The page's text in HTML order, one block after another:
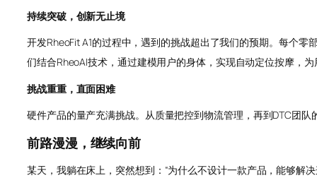
持续突破，创新无止境
开发RheoFit A1的过程中，遇到的挑战超出了我们的预期。每个
们结合RheoAI技术，通过建模用户的身体，实现自动定位按摩，
挑战重重，直面困难
硬件产品的量产充满挑战。从质量把控到物流管理，再到DTC团
前路漫漫，继续向前
某天，我躺在床上，突然想到：“为什么不设计一款产品，能够解